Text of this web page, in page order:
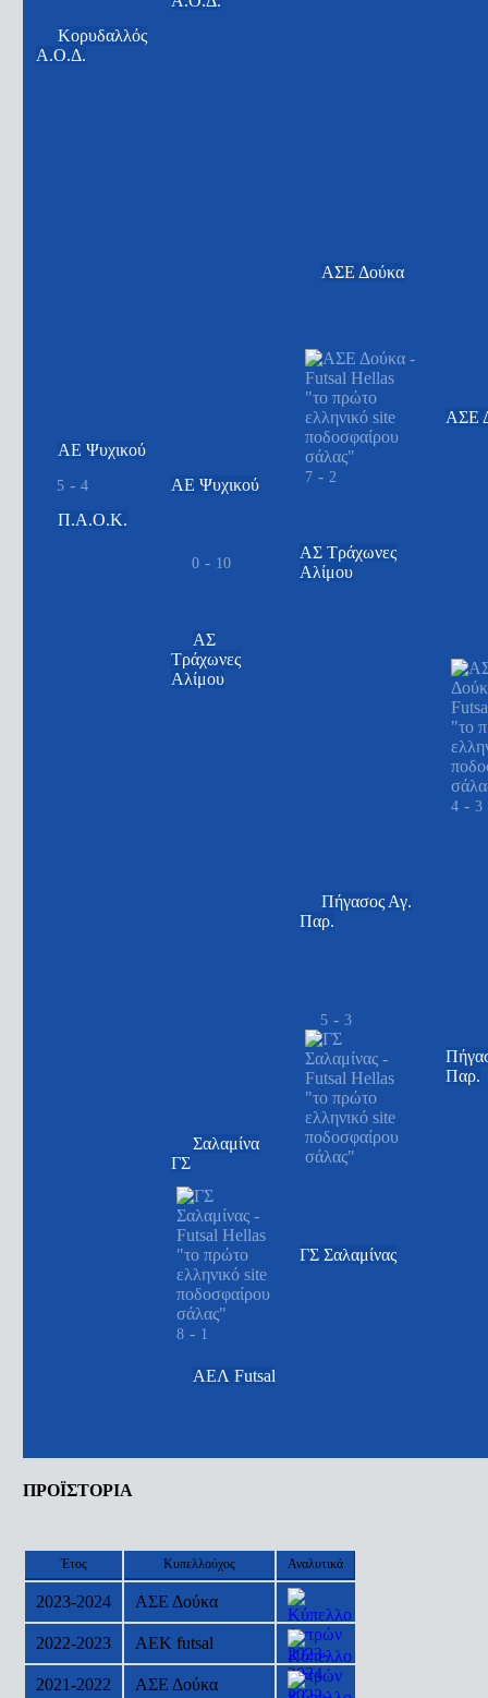
Κορυδαλλός
Α.Ο.Δ.
ΑΣΕ Δούκα
7 - 2
ΑΣΕ
ΑΕ Ψυχικού
4 - 3
5 - 4 ΑΕ Ψυχικού
0 - 10
Π.Α.Ο.Κ.
ΑΣ Τράχωνες
Αλίμου
ΑΣ
Τράχωνες
Αλίμου
Πήγασος Αγ.
Παρ.
5 - 3
Παρ.
Σαλαμίνα
ΓΣ
8 - 1
ΓΣ Σαλαμίνας
ΑΕΛ Futsal
ΠΡΟΪΣΤΟΡΙΑ
Έτος Κυπελλούχος Αναλυτικά
2023-2024 ΑΣΕ Δούκα
2022-2023 AEK futsal
2021-2022 ΑΣΕ Δούκα